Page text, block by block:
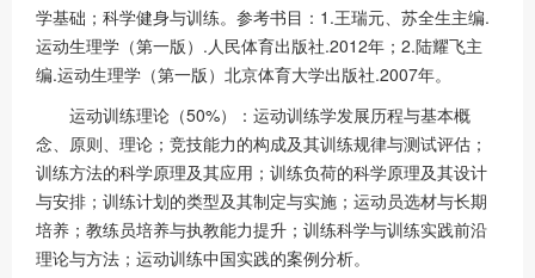
学基础；科学健身与训练。参考书目：1.王瑞元、苏全生主编.
运动生理学（第一版）.人民体育出版社.2012年；2.陆耀飞主
编.运动生理学（第一版）北京体育大学出版社.2007年。
运动训练理论（50%）：运动训练学发展历程与基本概
念、原则、理论；竞技能力的构成及其训练规律与测试评估；
训练方法的科学原理及其应用；训练负荷的科学原理及其设计
与安排；训练计划的类型及其制定与实施；运动员选材与长期
培养；教练员培养与执教能力提升；训练科学与训练实践前沿
理论与方法；运动训练中国实践的案例分析。